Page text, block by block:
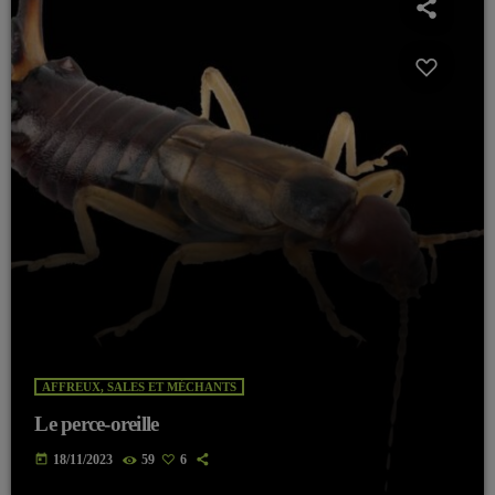
AFFREUX, SALES ET MÉCHANTS
Le perce-oreille
today 18/11/2023 59 6